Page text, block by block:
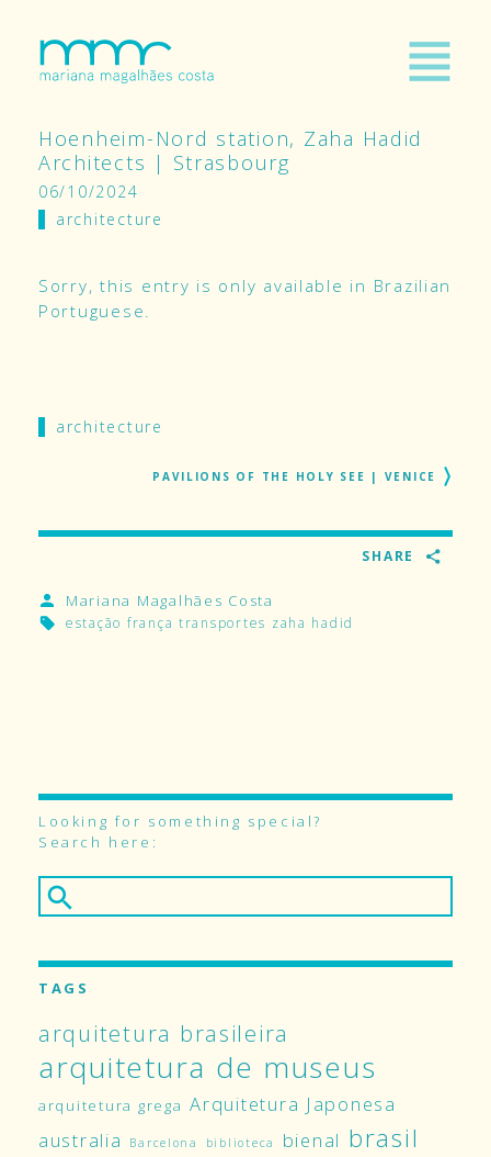
Hoenheim-Nord station, Zaha Hadid
Architects | Strasbourg
06/10/2024
architecture
Sorry, this entry is only available in Brazilian
Portuguese.
architecture
PAVILIONS OF THE HOLY SEE | VENICE
Mariana Magalhães Costa
estação frança transportes zaha hadid
SHARE
Looking for something special?
Search here:
TAGS
arquitetura brasileira
arquitetura de museus
arquitetura grega Arquitetura Japonesa
australia
Barcelona biblioteca bienal brasil